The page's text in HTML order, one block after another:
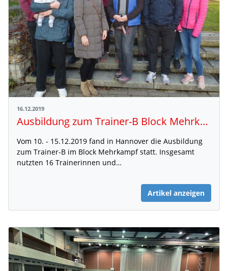
16.12.2019
Ausbildung zum Trainer-B Block Mehrkampf
Vom 10. - 15.12.2019 fand in Hannover die Ausbildung
zum Trainer-B im Block Mehrkampf statt. Insgesamt
nutzten 16 Trainerinnen und…
Artikel anzeigen